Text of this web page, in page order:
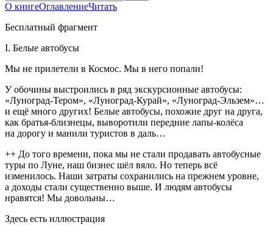
О книгеОглавлениеЧитать
Бесплатный фрагмент
I. Белые автобусы
Мы не прилетели в Космос. Мы в него попали!
У обочины выстроились в ряд экскурсионные автобусы:
«Луноград-Тером», «Луноград-Курай», «Луноград-Эльзем»…
и ещё много других! Белые автобусы, похожие друг на друга,
как братья-близнецы, выворотили передние лапы-колёса
на дорогу и манили туристов в даль…
++ До того времени, пока мы не стали продавать автобусные
туры по Луне, наш бизнес шёл вяло. Но теперь всё
изменилось. Наши затраты сохранились на прежнем уровне,
а доходы стали существенно выше. И людям автобусы
нравятся! Мы довольны…
Здесь есть иллюстрация